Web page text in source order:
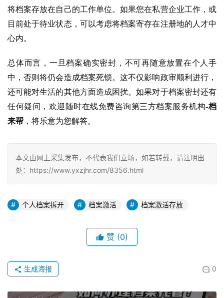
将档案存放在自己的工作单位。如果您在私营企业工作，或
目前处于待业状态，可以考虑将档案寄存在注册地的人才中
心内。
总体而言，一旦档案确实密封，不可再随意放置在个人手
中，否则将仍会造成档案死锁。这不仅影响政审顺利进行，
还可能对生活的其他方面造成困扰。如果对于档案密封还有
任何疑问，欢迎随时在线免费咨询第三方档案服务机构-档
来帮 ，将乐意为您解答。
本文由网上采集发布，不代表我们立场，如若转载，请注明出
处：https://www.yxzjhr.com/8356.html
个人档案拆开 档案激活 档案激活存放
赞 (0)
0
生成海报